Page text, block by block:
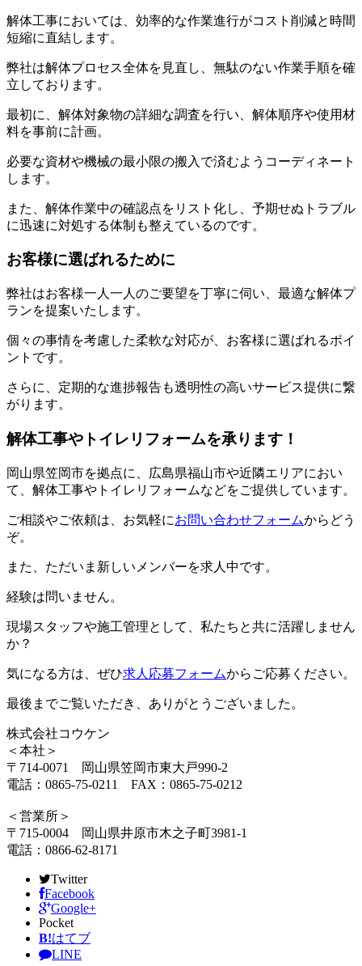
解体工事においては、効率的な作業進行がコスト削減と時間
短縮に直結します。
弊社は解体プロセス全体を見直し、無駄のない作業手順を確
立しております。
最初に、解体対象物の詳細な調査を行い、解体順序や使用材
料を事前に計画。
必要な資材や機械の最小限の搬入で済むようコーディネート
します。
また、解体作業中の確認点をリスト化し、予期せぬトラブル
に迅速に対処する体制も整えているのです。
お客様に選ばれるために
弊社はお客様一人一人のご要望を丁寧に伺い、最適な解体プ
ランを提案いたします。
個々の事情を考慮した柔軟な対応が、お客様に選ばれるポイ
ントです。
さらに、定期的な進捗報告も透明性の高いサービス提供に繋
がります。
解体工事やトイレリフォームを承ります！
岡山県笠岡市を拠点に、広島県福山市や近隣エリアにおい
て、解体工事やトイレリフォームなどをご提供しています。
ご相談やご依頼は、お気軽にお問い合わせフォームからどう
ぞ。
また、ただいま新しいメンバーを求人中です。
経験は問いません。
現場スタッフや施工管理として、私たちと共に活躍しません
か？
気になる方は、ぜひ求人応募フォームからご応募ください。
最後までご覧いただき、ありがとうございました。
株式会社コウケン
＜本社＞
〒714-0071 岡山県笠岡市東大戸990-2
電話：0865-75-0211 FAX：0865-75-0212
＜営業所＞
〒715-0004 岡山県井原市木之子町3981-1
電話：0866-62-8171
Twitter
Facebook
Google+
Pocket
B!はてブ
LINE